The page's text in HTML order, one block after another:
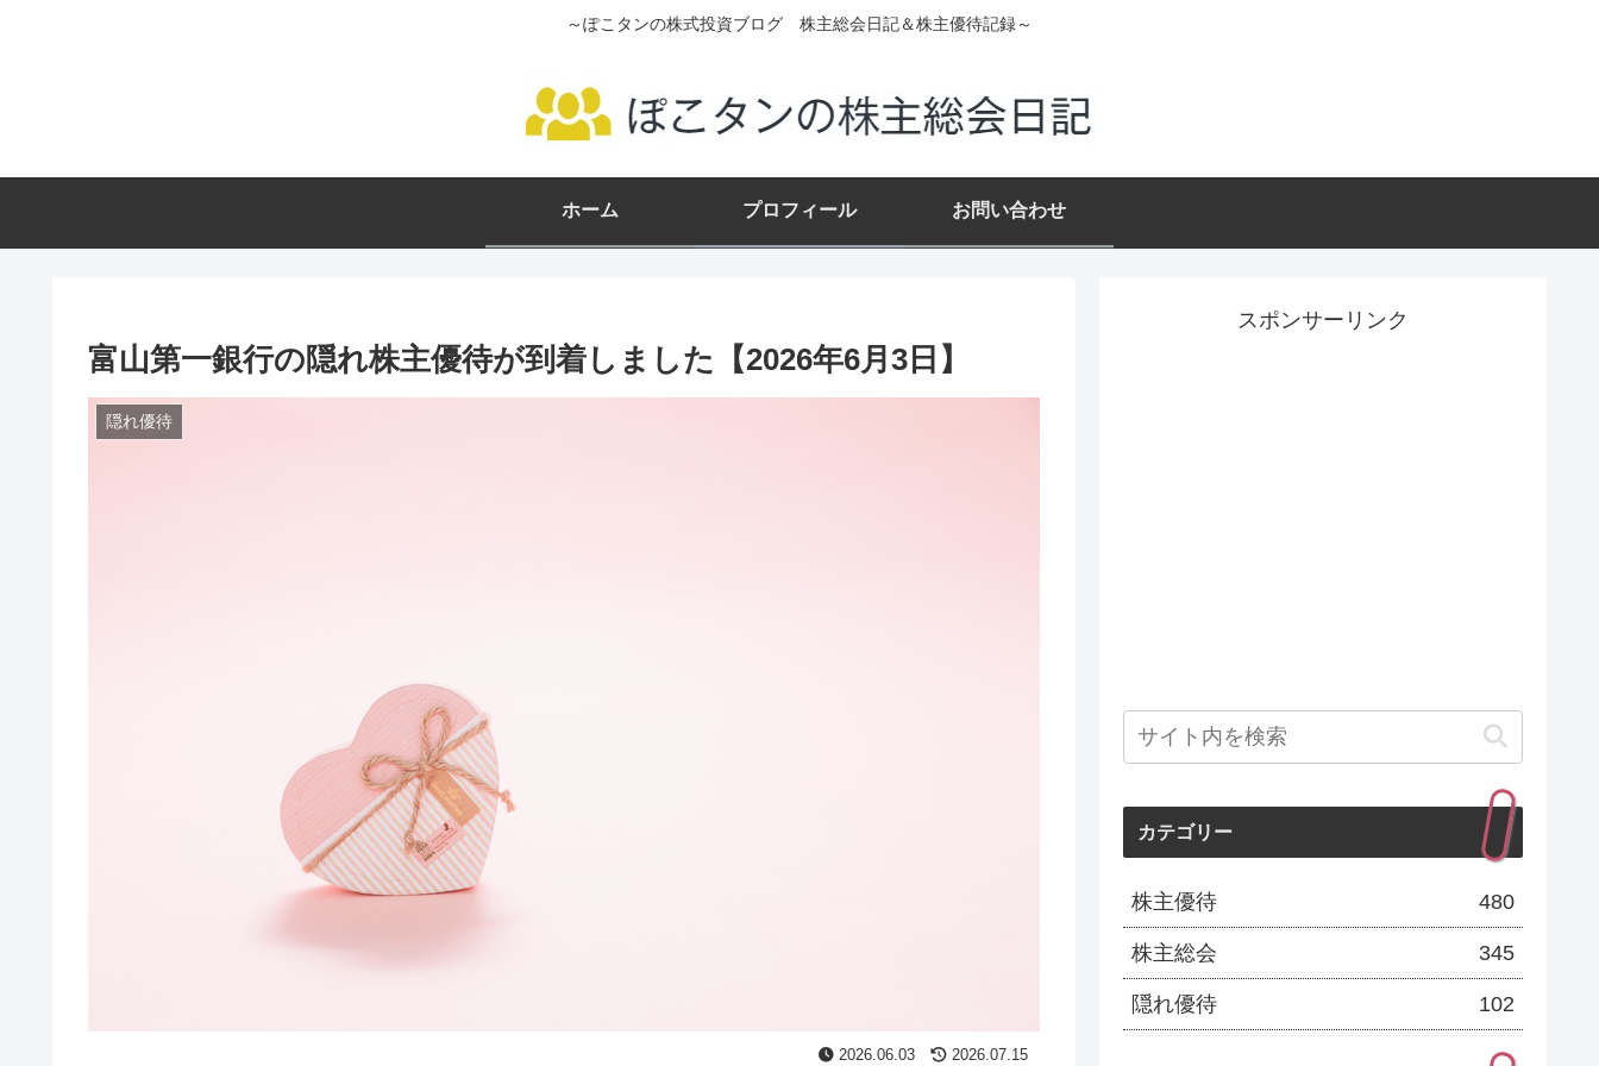
～ぽこタンの株式投資ブログ 株主総会日記＆株主優待記録～
ホーム プロフィール お問い合わせ
富山第一銀行の隠れ株主優待が到着しました【2026年6月3日】
隠れ優待
2026.06.03 2026.07.15
スポンサーリンク
カテゴリー
株主優待 480
株主総会 345
隠れ優待 102